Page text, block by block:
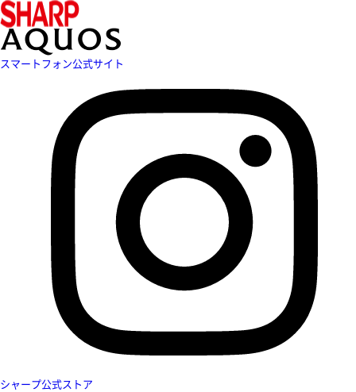
スマートフォン公式サイト
シャープ公式ストア